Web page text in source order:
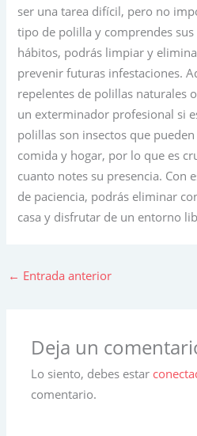
ser una tarea difícil, pero no
tipo de polilla y comprendes
hábitos, podrás limpiar y
prevenir futuras infestaciones.
repelentes de polillas naturales
un exterminador profesional si
polillas son insectos que
comida y hogar, por lo que es
cuanto notes su presencia. Con
de paciencia, podrás eliminar
casa y disfrutar de un entorno
← Entrada anterior
Deja un
Lo siento, debes estar
comentario.